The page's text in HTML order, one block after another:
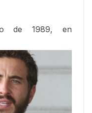
de 1989, en